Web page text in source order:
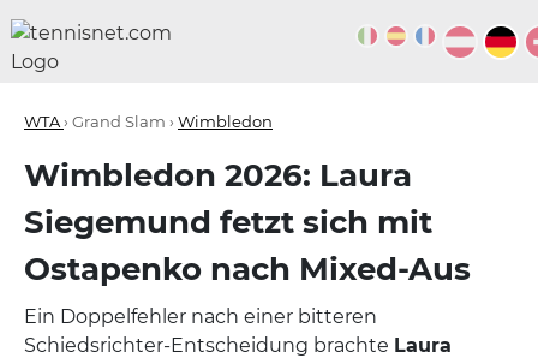
WTA› Grand Slam › Wimbledon
Wimbledon 2026: Laura
Siegemund fetzt sich mit
Ostapenko nach Mixed-Aus
Ein Doppelfehler nach einer bitteren
Schiedsrichter-Entscheidung brachte Laura